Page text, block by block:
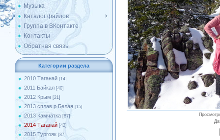
Музыка
Каталог файлов
Группа в ВКонтакте
Контакты
Обратная связь
Категории раздела
2010 Таганай [14]
2011 Байкал [40]
2012 Крым [21]
2013 сплав р.Белая [15]
2013 Камчатка [87]
2014 Таганай [42]
2015 Тургояк [87]